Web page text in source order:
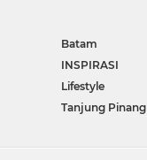
Batam
INSPIRASI
Lifestyle
Tanjung Pinang